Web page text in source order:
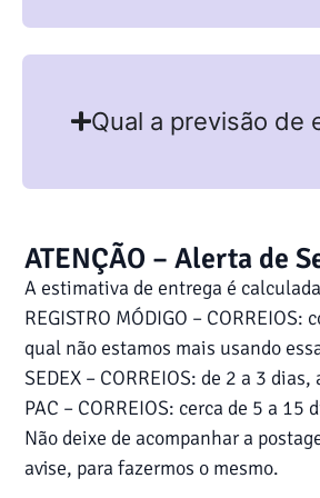
Qual a previsão de
ATENÇÃO – Alerta de
A estimativa de entrega é
REGISTRO MÓDIGO –
qual não estamos mais usando
SEDEX – CORREIOS: de 2 a 3
PAC – CORREIOS: cerca de 5 a
Não deixe de acompanhar a
avise, para fazermos o mesmo.